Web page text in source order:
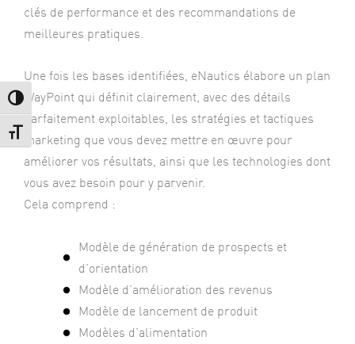
Passer en contraste élevé
Changer la taille de la police
clés de performance et des recommandations de
meilleures pratiques.
Une fois les bases identifiées, eNautics élabore un plan
WayPoint qui définit clairement, avec des détails
parfaitement exploitables, les stratégies et tactiques
marketing que vous devez mettre en œuvre pour
améliorer vos résultats, ainsi que les technologies dont
vous avez besoin pour y parvenir.
Cela comprend :
Modèle de génération de prospects et
d’orientation
Modèle d’amélioration des revenus
Modèle de lancement de produit
Modèles d’alimentation